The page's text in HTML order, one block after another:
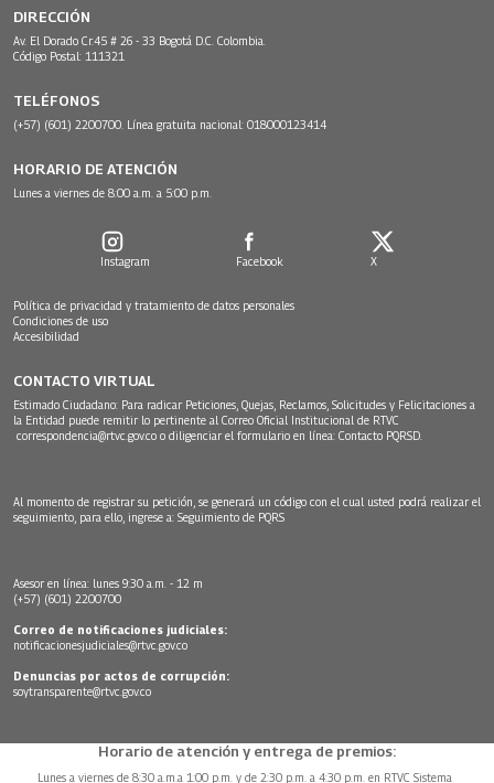
DIRECCIÓN
Av. El Dorado Cr.45 # 26 - 33 Bogotá D.C. Colombia.
Código Postal: 111321
TELÉFONOS
(+57) (601) 2200700. Línea gratuita nacional: 018000123414
HORARIO DE ATENCIÓN
Lunes a viernes de 8:00 a.m. a 5:00 p.m.
Instagram Facebook X
Política de privacidad y tratamiento de datos personales
Condiciones de uso
Accesibilidad
CONTACTO VIRTUAL
Estimado Ciudadano: Para radicar Peticiones, Quejas, Reclamos, Solicitudes y Felicitaciones a
la Entidad puede remitir lo pertinente al Correo Oficial Institucional de RTVC
correspondencia@rtvc.gov.co o diligenciar el formulario en línea: Contacto PQRSD.
Al momento de registrar su petición, se generará un código con el cual usted podrá realizar el
seguimiento, para ello, ingrese a: Seguimiento de PQRS
Asesor en línea: lunes 9:30 a.m. - 12 m
(+57) (601) 2200700
Correo de notificaciones judiciales:
notificacionesjudiciales@rtvc.gov.co
Denuncias por actos de corrupción:
soytransparente@rtvc.gov.co
Horario de atención y entrega de premios:
Lunes a viernes de 8:30 a.m.a 1:00 p.m. y de 2:30 p.m. a 4:30 p.m. en RTVC Sistema